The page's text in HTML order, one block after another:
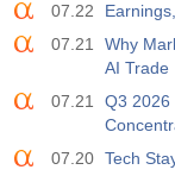
12:30
활동
7.9%
베이커 휴
활동
07.22
07.21
Why
AI Trade
07.21
Q3 2026
07.20 Tech